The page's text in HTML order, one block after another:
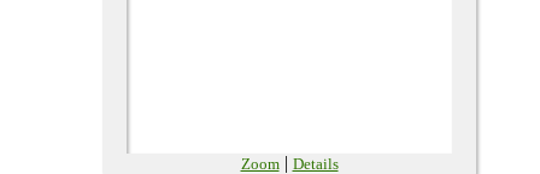
Zoom| Details